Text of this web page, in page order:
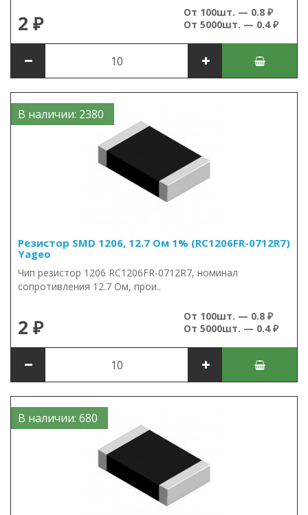
2 ₽
От 100шт. — 0.8 ₽
От 5000шт. — 0.4 ₽
В наличии: 2380
Резистор SMD 1206, 12.7 Ом 1% (RC1206FR-0712R7)
Yageo
Чип резистор 1206 RC1206FR-0712R7, номинал
сопротивления 12.7 Ом, прои..
2 ₽
От 100шт. — 0.8 ₽
От 5000шт. — 0.4 ₽
В наличии: 680